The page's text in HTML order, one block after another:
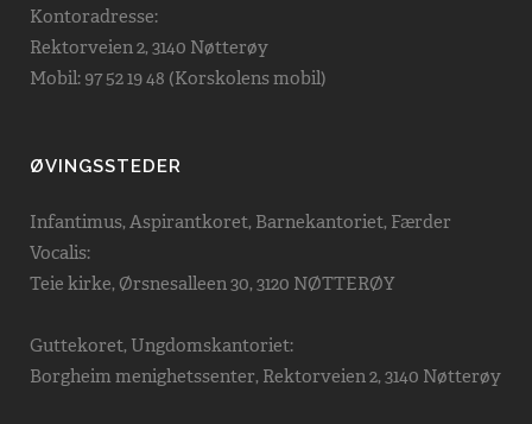
Kontoradresse:
Rektorveien 2, 3140 Nøtterøy
Mobil: 97 52 19 48 (Korskolens mobil)
ØVINGSSTEDER
Infantimus, Aspirantkoret, Barnekantoriet, Færder
Vocalis:
Teie kirke, Ørsnesalleen 30, 3120 NØTTERØY
Guttekoret, Ungdomskantoriet:
Borgheim menighetssenter, Rektorveien 2, 3140 Nøtterøy